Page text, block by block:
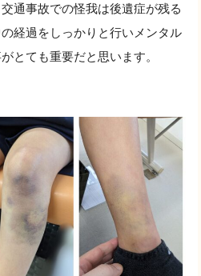
通事故での怪我は後遺症が残る
経過をしっかりと行いメンタル
とても重要だと思います。